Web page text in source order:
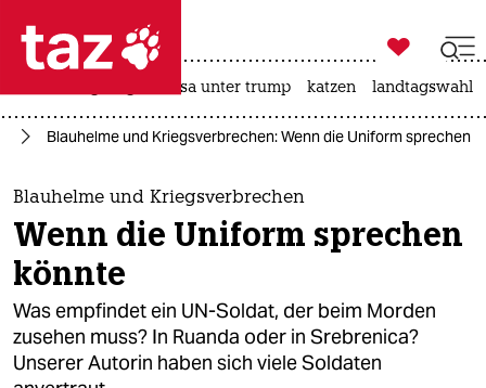
 taz zahl ich
taz zahl ich
themen
politik
öko
gesellschaft

taz zahl ich
usa unter trump katzen landtagswahl
Blauhelme und Kriegsverbrechen: Wenn die Uniform sprechen
Blauhelme und Kriegsverbrechen
Wenn die Uniform sprechen
könnte
Was empfindet ein UN-Soldat, der beim Morden
zusehen muss? In Ruanda oder in Srebrenica?
Unserer Autorin haben sich viele Soldaten